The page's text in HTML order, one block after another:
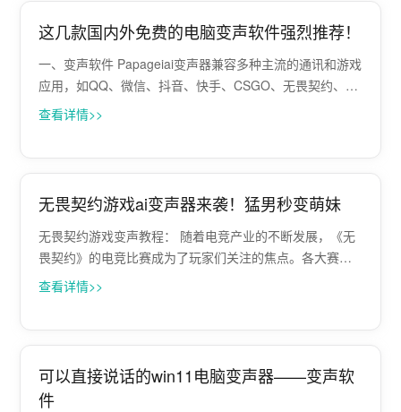
这几款国内外免费的电脑变声软件强烈推荐！
一、变声软件 Papageiai变声器兼容多种主流的通讯和游戏
应用，如QQ、微信、抖音、快手、CSGO、无畏契约、吃
鸡等，用户可以在不同平台上使用变声功能。高质量的音
查看详情>>
无畏契约游戏ai变声器来袭！猛男秒变萌妹
无畏契约游戏变声教程： 随着电竞产业的不断发展，《无
畏契约》的电竞比赛成为了玩家们关注的焦点。各大赛事
的举办不仅提升了游戏的知名度，也吸引了更多玩家的加
查看详情>>
可以直接说话的win11电脑变声器——变声软
件